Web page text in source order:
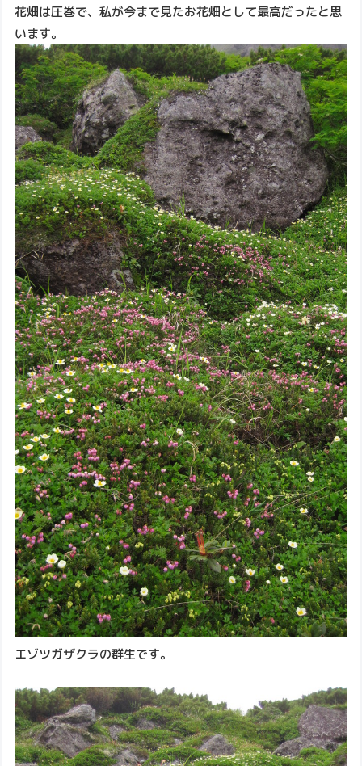
花畑は圧巻で、私が今まで見たお花畑として最高だったと思
います。
エゾツガザクラの群生です。